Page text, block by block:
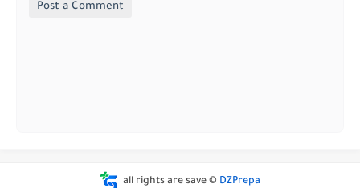
Post a Comment
all rights are save © DZPrepa